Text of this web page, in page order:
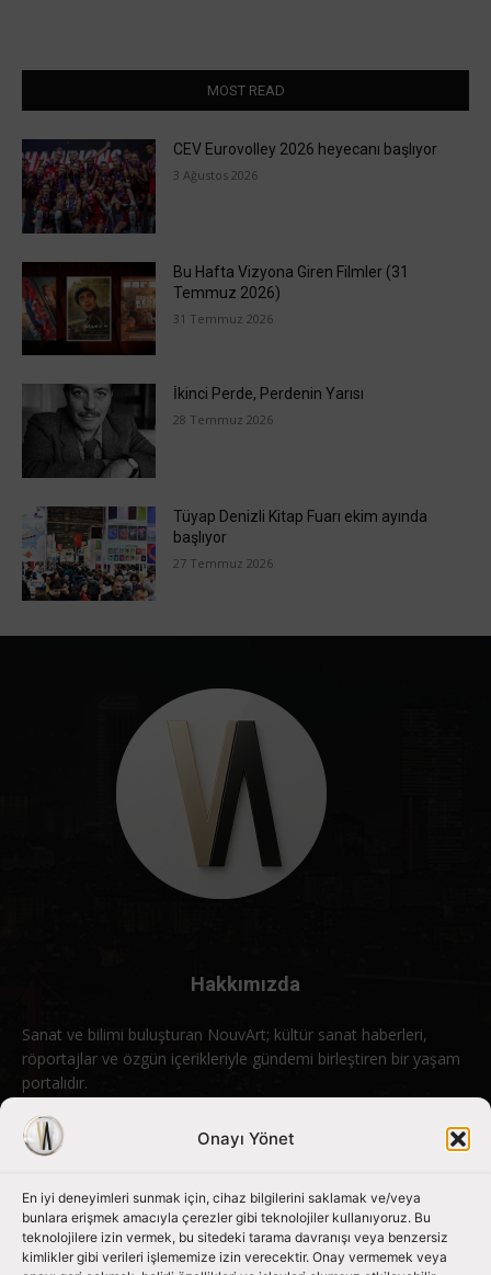
Onayı Yönet
En iyi deneyimleri sunmak için, cihaz bilgilerini saklamak ve/veya
bunlara erişmek amacıyla çerezler gibi teknolojiler kullanıyoruz. Bu
teknolojilere izin vermek, bu sitedeki tarama davranışı veya benzersiz
kimlikler gibi verileri işlememize izin verecektir. Onay vermemek veya
MOST READ
CEV Eurovolley 2026 heyecanı başlıyor
3 Ağustos 2026
Bu Hafta Vizyona Giren Filmler (31
Temmuz 2026)
31 Temmuz 2026
İkinci Perde, Perdenin Yarısı
28 Temmuz 2026
Tüyap Denizli Kitap Fuarı ekim ayında
başlıyor
27 Temmuz 2026
Hakkımızda
Sanat ve bilimi buluşturan NouvArt; kültür sanat haberleri,
röportajlar ve özgün içerikleriyle gündemi birleştiren bir yaşam
portalıdır.
Bizimle iletişime geçin: info@nouvart.net
Bizi Takip Edin